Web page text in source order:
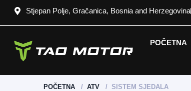
Stjepan Polje, Gračanica, Bosnia and Herzegovina
POČETNA
POČETNA ATV SISTEM SJEDALA